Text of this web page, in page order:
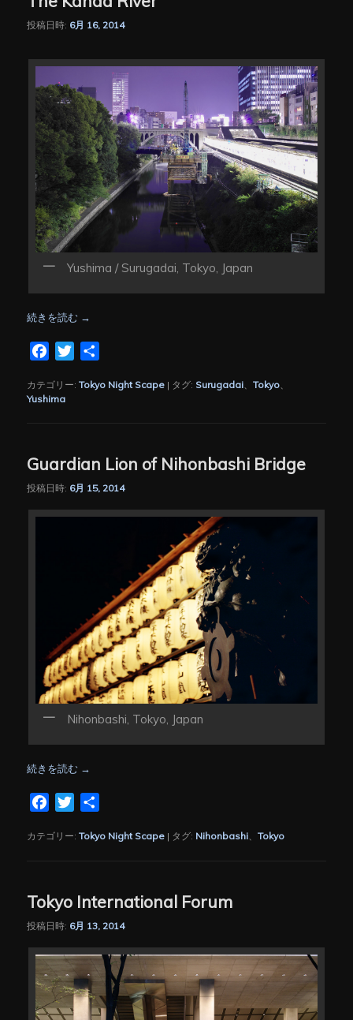
投稿日時: 6月 16, 2014
Yushima / Surugadai, Tokyo, Japan
続きを読む →
FacebookTwitter
カテゴリー: Tokyo Night Scape | タグ: Surugadai 、Tokyo
Yushima
Guardian Lion of Nihonbashi Bridge
投稿日時: 6月 15, 2014
Nihonbashi, Tokyo, Japan
続きを読む →
FacebookTwitter
カテゴリー: Tokyo Night Scape | タグ: Nihonbashi、Tokyo
Tokyo International Forum
投稿日時: 6月 13, 2014